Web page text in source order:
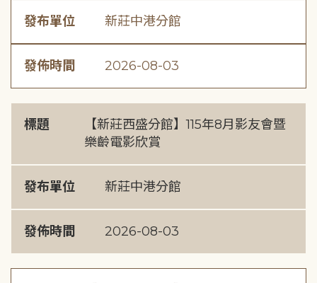
發布單位 新莊中港分館
發佈時間 2026-08-03
標題
【新莊西盛分館】115年8月影友會暨
樂齡電影欣賞
發布單位 新莊中港分館
發佈時間 2026-08-03